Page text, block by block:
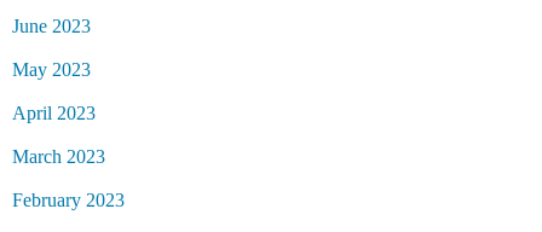
June 2023
May 2023
April 2023
March 2023
February 2023